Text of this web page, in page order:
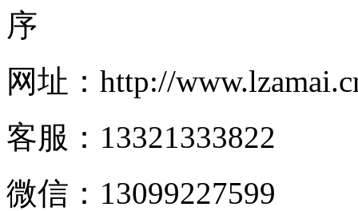
序
网址：http://
客服：13321333822
微信：13099227599